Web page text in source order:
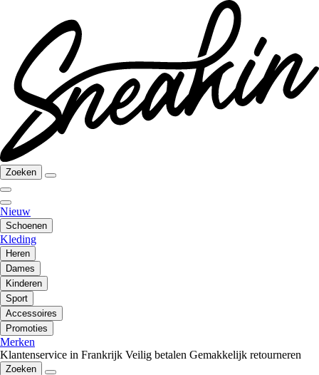
Zoeken
Nieuw
Schoenen
Kleding
Heren
Dames
Kinderen
Sport
Accessoires
Promoties
Merken
Klantenservice in Frankrijk Veilig betalen Gemakkelijk retourneren
Zoeken